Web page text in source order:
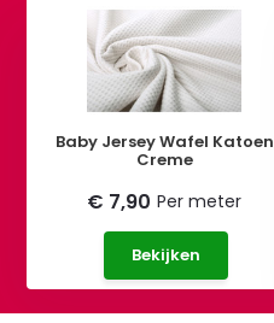
Baby Jersey Wafel Katoen
Creme
€ 7,90 Per meter
Bekijken